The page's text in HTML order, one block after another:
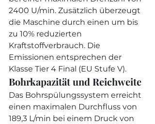
2400 U/min. Zusätzlich überzeugt
die Maschine durch einen um bis
zu 10% reduzierten
Kraftstoffverbrauch. Die
Emissionen entsprechen der
Klasse Tier 4 Final (EU Stufe V).
Bohrkapazität und Reichweite
Das Bohrspülungssystem erreicht
einen maximalen Durchfluss von
189,3 L/min bei einem Druck von